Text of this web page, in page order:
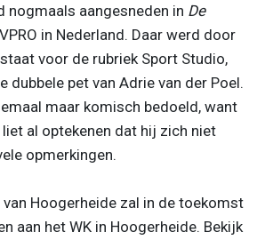
nogmaals aangesneden in De
in Nederland. Daar werd door
voor de rubriek Sport Studio,
dubbele pet van Adrie van der Poel.
maar komisch bedoeld, want
al optekenen dat hij zich niet
opmerkingen.
Hoogerheide zal in de toekomst
aan het WK in Hoogerheide. Bekijk